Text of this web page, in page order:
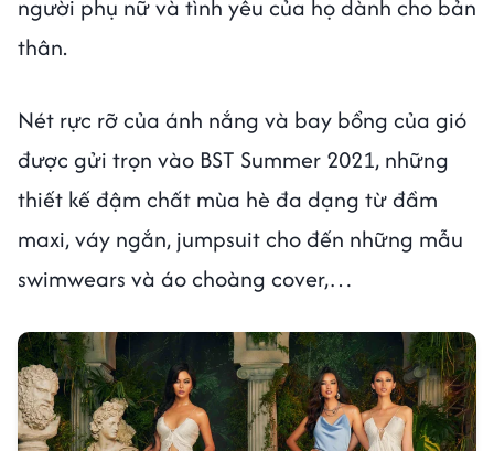
người phụ nữ và tình yêu của họ dành cho bản
thân.
Nét rực rỡ của ánh nắng và bay bổng của gió
được gửi trọn vào BST Summer 2021, những
thiết kế đậm chất mùa hè đa dạng từ đầm
maxi, váy ngắn, jumpsuit cho đến những mẫu
swimwears và áo choàng cover,…